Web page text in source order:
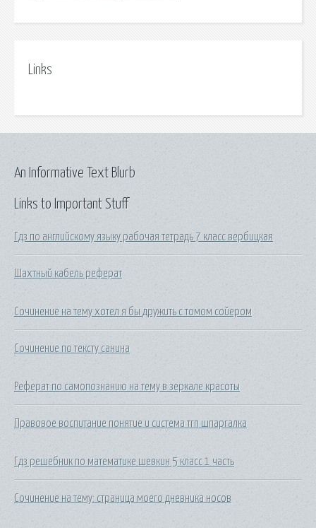
Links
Links to Important Stuff
Гдз по английскому языку рабочая тетрадь 7 класс вербицкая
Шахтный кабель реферат
Сочинение на тему хотел я бы дружить с томом сойером
Сочинение по тексту санина
Реферат по самопознанию на тему в зеркале красоты
Правовое воспитание понятие и система тгп шпаргалка
Гдз решебник по математике шевкин 5 класс 1 часть
Сочинение на тему: страница моего дневника носов
An Informative Text Blurb